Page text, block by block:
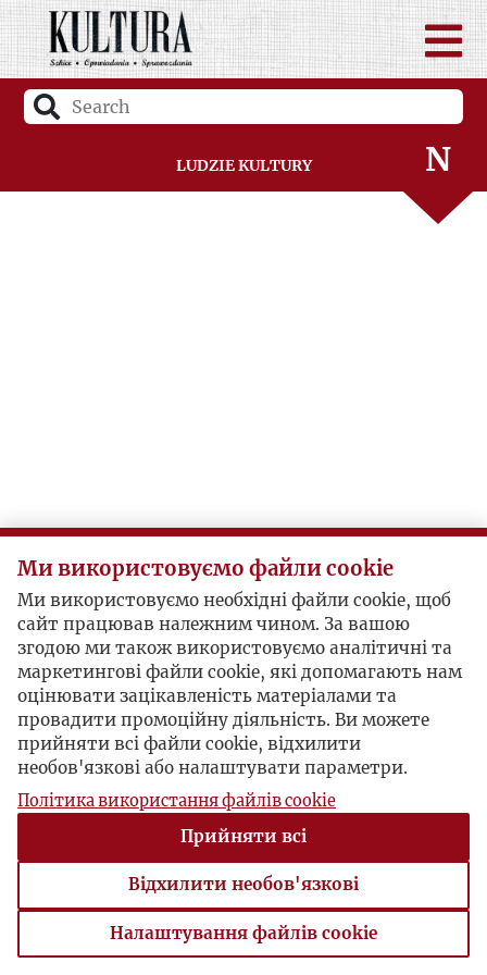
Ludzie Kultury
Ł
M
N
O
T
V
Ż
Ми використовуємо файли cookie
Ми використовуємо необхідні файли cookie, щоб
сайт працював належним чином. За вашою
згодою ми також використовуємо аналітичні та
маркетингові файли cookie, які допомагають нам
оцінювати зацікавленість матеріалами та
провадити промоційну діяльність. Ви можете
прийняти всі файли cookie, відхилити
необов'язкові або налаштувати параметри.
Політика використання файлів cookie
Прийняти всі
Відхилити необов'язкові
Налаштування файлів cookie
Налаштування файлів cookie